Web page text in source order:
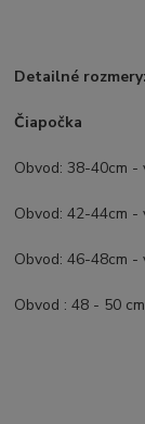
Detailné rozmery:
Čiapočka
Obvod: 38-40cm -
Obvod: 42-44cm -
Obvod: 46-48cm
Obvod : 48 - 50